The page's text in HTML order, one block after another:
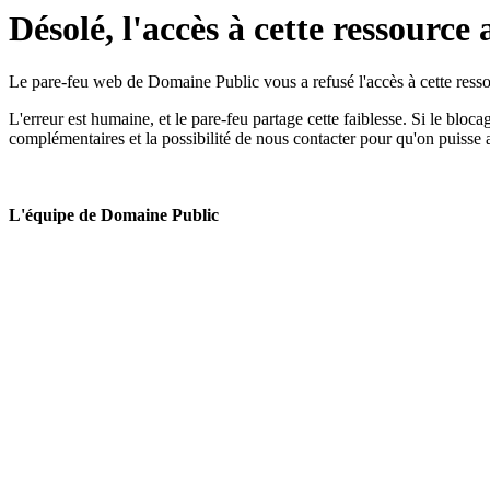
Désolé, l'accès à cette ressource
Le pare-feu web de Domaine Public vous a refusé l'accès à cette
L'erreur est humaine, et le pare-feu partage cette faiblesse. Si le
complémentaires et la possibilité de nous contacter pour qu'on puisse
L'équipe de Domaine Public